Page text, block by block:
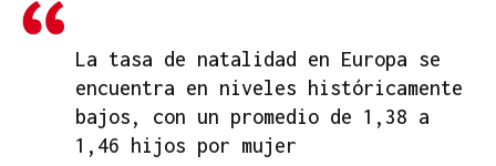
La tasa de natalidad en Europa se
encuentra en niveles históricamente
bajos, con un promedio de 1,38 a
1,46 hijos por mujer